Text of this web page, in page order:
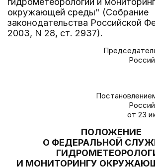
окружающей среды" (Собрание
законодательства Российской
2003, N 28, ст. 2937).
от 23
ПОЛОЖЕНИЕ
О ФЕДЕРАЛЬНОЙ
И МОНИТОРИНГУ